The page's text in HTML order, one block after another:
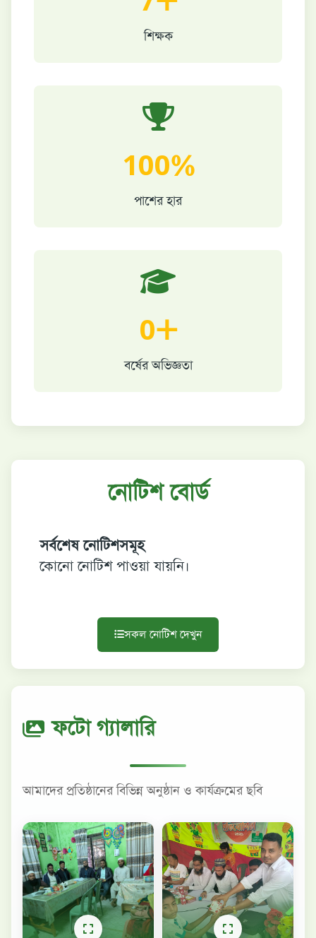
শিক্ষক
100%
পাশের হার
0+
বর্ষের অভিজ্ঞতা
নোটিশ বোর্ড
সর্বশেষ নোটিশসমূহ
কোনো নোটিশ পাওয়া যায়নি।
সকল নোটিশ দেখুন
ফটো গ্যালারি
আমাদের প্রতিষ্ঠানের বিভিন্ন অনুষ্ঠান ও কার্যক্রমের ছবি